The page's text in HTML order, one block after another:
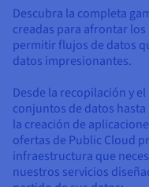
Descubra la completa
creadas para afrontar
permitir flujos de datos
datos impresionantes.
Desde la recopilación y
conjuntos de datos
la creación de
ofertas de Public Cloud
infraestructura que
nuestros servicios